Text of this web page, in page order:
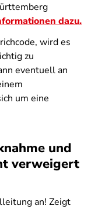
dazu.
wird es
zu
eventuell an
um eine
und
verweigert
an! Zeigt